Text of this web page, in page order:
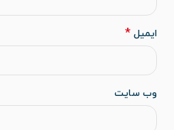
ایمیل *
وب‌ سایت